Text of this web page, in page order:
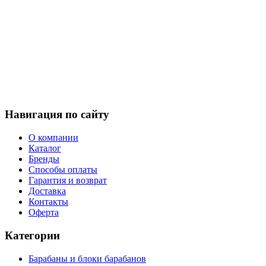
Навигация по сайту
О компании
Каталог
Бренды
Способы оплаты
Гарантия и возврат
Доставка
Контакты
Оферта
Категории
Барабаны и блоки барабанов